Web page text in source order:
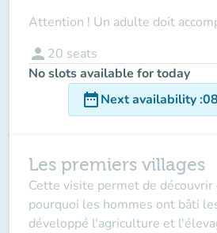
Attention ! Un adulte doit
person 20 seats
No slots available for today
date_rangeNext availability:
Les premiers villages
Cette visite permet de
pourquoi les hommes ont bâti
développé l'agriculture et